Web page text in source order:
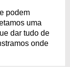
podem
uma
dar tudo de
onde